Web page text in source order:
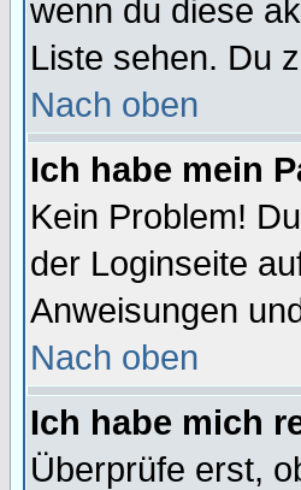
wenn du diese
Liste sehen. Du
Nach oben
Ich habe mein
Kein Problem!
der Loginseite
Anweisungen
Nach oben
Ich habe mich
Überprüfe erst,